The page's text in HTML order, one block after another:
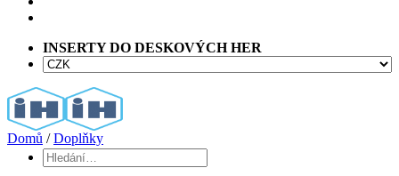
INSERTY DO DESKOVÝCH HER
Hledat:
Domů / Doplňky